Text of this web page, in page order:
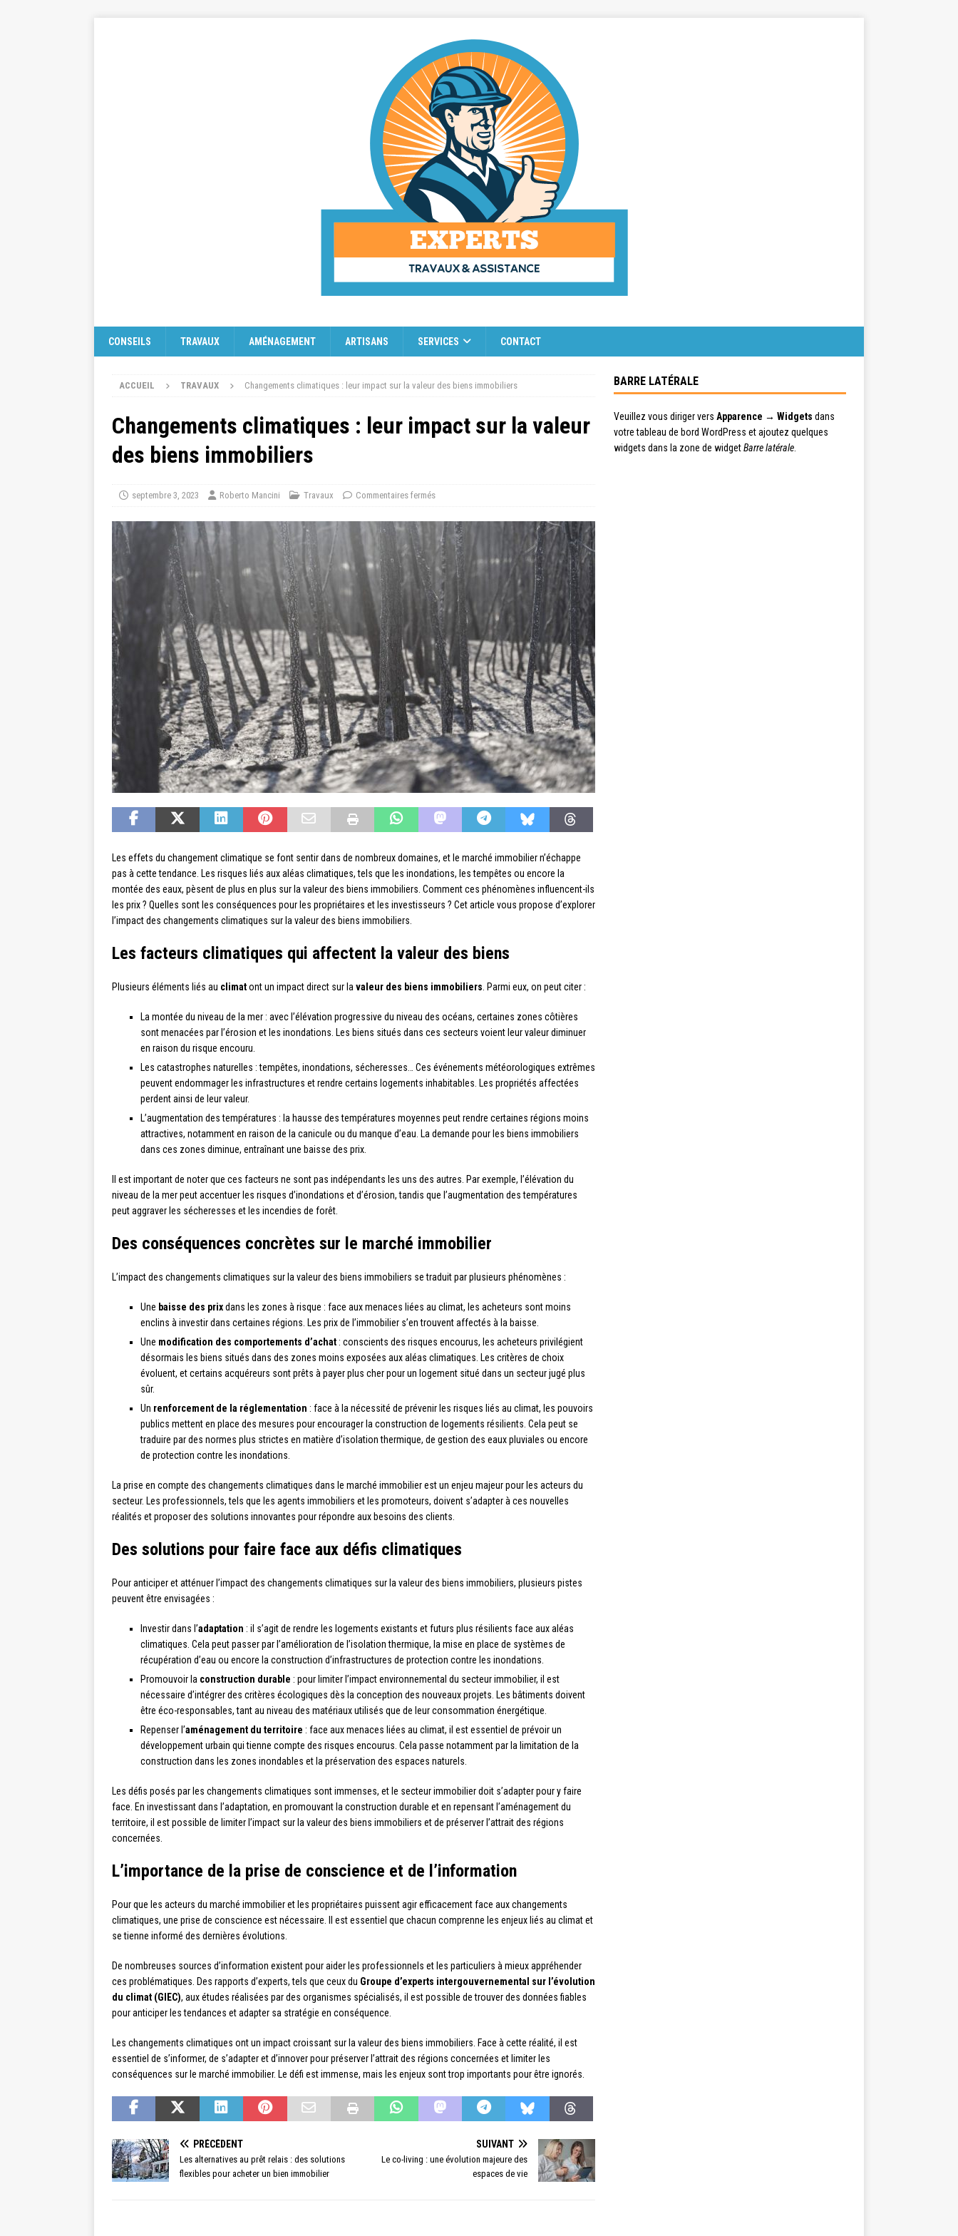
CONSEILS TRAVAUX AMÉNAGEMENT ARTISANS SERVICES CONTACT
ACCUEIL TRAVAUX Changements climatiques : leur impact sur la valeur des biens immobiliers
Changements climatiques : leur impact sur la valeur
des biens immobiliers
septembre 3, 2023 Roberto Mancini Travaux Commentaires fermés
Les effets du changement climatique se font sentir dans de nombreux domaines, et le marché immobilier n’échappe
pas à cette tendance. Les risques liés aux aléas climatiques, tels que les inondations, les tempêtes ou encore la
montée des eaux, pèsent de plus en plus sur la valeur des biens immobiliers. Comment ces phénomènes influencent-ils
les prix ? Quelles sont les conséquences pour les propriétaires et les investisseurs ? Cet article vous propose d’explorer
l’impact des changements climatiques sur la valeur des biens immobiliers.
Les facteurs climatiques qui affectent la valeur des biens
Plusieurs éléments liés au climatont un impact direct sur la valeur des biens immobiliers . Parmi eux, on peut citer :
La montée du niveau de la mer : avec l’élévation progressive du niveau des océans, certaines zones côtières
sont menacées par l’érosion et les inondations. Les biens situés dans ces secteurs voient leur valeur diminuer
en raison du risque encouru.
Les catastrophes naturelles : tempêtes, inondations, sécheresses… Ces événements météorologiques extrêmes
peuvent endommager les infrastructures et rendre certains logements inhabitables. Les propriétés affectées
perdent ainsi de leur valeur.
L’augmentation des températures : la hausse des températures moyennes peut rendre certaines régions moins
attractives, notamment en raison de la canicule ou du manque d’eau. La demande pour les biens immobiliers
dans ces zones diminue, entraînant une baisse des prix.
Il est important de noter que ces facteurs ne sont pas indépendants les uns des autres. Par exemple, l’élévation du
niveau de la mer peut accentuer les risques d’inondations et d’érosion, tandis que l’augmentation des températures
peut aggraver les sécheresses et les incendies de forêt.
Des conséquences concrètes sur le marché immobilier
L’impact des changements climatiques sur la valeur des biens immobiliers se traduit par plusieurs phénomènes :
Une baisse des prixdans les zones à risque : face aux menaces liées au climat, les acheteurs sont moins
enclins à investir dans certaines régions. Les prix de l’immobilier s’en trouvent affectés à la baisse.
Une modification des comportements d’achat : conscients des risques encourus, les acheteurs privilégient
désormais les biens situés dans des zones moins exposées aux aléas climatiques. Les critères de choix
évoluent, et certains acquéreurs sont prêts à payer plus cher pour un logement situé dans un secteur jugé plus
sûr.
Un renforcement de la réglementation : face à la nécessité de prévenir les risques liés au climat, les pouvoirs
publics mettent en place des mesures pour encourager la construction de logements résilients. Cela peut se
traduire par des normes plus strictes en matière d’isolation thermique, de gestion des eaux pluviales ou encore
de protection contre les inondations.
La prise en compte des changements climatiques dans le marché immobilier est un enjeu majeur pour les acteurs du
secteur. Les professionnels, tels que les agents immobiliers et les promoteurs, doivent s’adapter à ces nouvelles
réalités et proposer des solutions innovantes pour répondre aux besoins des clients.
Des solutions pour faire face aux défis climatiques
Pour anticiper et atténuer l’impact des changements climatiques sur la valeur des biens immobiliers, plusieurs pistes
peuvent être envisagées :
Investir dans l’adaptation : il s’agit de rendre les logements existants et futurs plus résilients face aux aléas
climatiques. Cela peut passer par l’amélioration de l’isolation thermique, la mise en place de systèmes de
récupération d’eau ou encore la construction d’infrastructures de protection contre les inondations.
Promouvoir la construction durable : pour limiter l’impact environnemental du secteur immobilier, il est
nécessaire d’intégrer des critères écologiques dès la conception des nouveaux projets. Les bâtiments doivent
être éco-responsables, tant au niveau des matériaux utilisés que de leur consommation énergétique.
Repenser l’aménagement du territoire : face aux menaces liées au climat, il est essentiel de prévoir un
développement urbain qui tienne compte des risques encourus. Cela passe notamment par la limitation de la
construction dans les zones inondables et la préservation des espaces naturels.
Les défis posés par les changements climatiques sont immenses, et le secteur immobilier doit s’adapter pour y faire
face. En investissant dans l’adaptation, en promouvant la construction durable et en repensant l’aménagement du
territoire, il est possible de limiter l’impact sur la valeur des biens immobiliers et de préserver l’attrait des régions
concernées.
L’importance de la prise de conscience et de l’information
Pour que les acteurs du marché immobilier et les propriétaires puissent agir efficacement face aux changements
climatiques, une prise de conscience est nécessaire. Il est essentiel que chacun comprenne les enjeux liés au climat et
se tienne informé des dernières évolutions.
De nombreuses sources d’information existent pour aider les professionnels et les particuliers à mieux appréhender
ces problématiques. Des rapports d’experts, tels que ceux du Groupe d’experts intergouvernemental sur l’évolution
du climat (GIEC), aux études réalisées par des organismes spécialisés, il est possible de trouver des données fiables
pour anticiper les tendances et adapter sa stratégie en conséquence.
Les changements climatiques ont un impact croissant sur la valeur des biens immobiliers. Face à cette réalité, il est
essentiel de s’informer, de s’adapter et d’innover pour préserver l’attrait des régions concernées et limiter les
conséquences sur le marché immobilier. Le défi est immense, mais les enjeux sont trop importants pour être ignorés.
PRÉCÉDENT
Les alternatives au prêt relais : des solutions
flexibles pour acheter un bien immobilier
SUIVANT
Le co-living : une évolution majeure des
espaces de vie
BARRE LATÉRALE
Veuillez vous diriger vers Apparence → Widgets dans
votre tableau de bord WordPress et ajoutez quelques
widgets dans la zone de widgetBarre latérale.